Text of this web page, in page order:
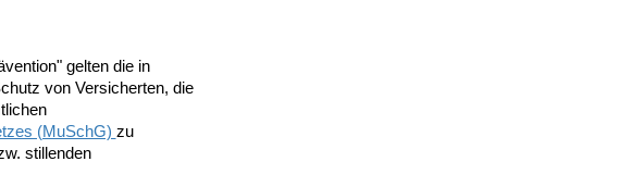
gelten die in
von Versicherten, die
(MuSchG) zu
stillenden